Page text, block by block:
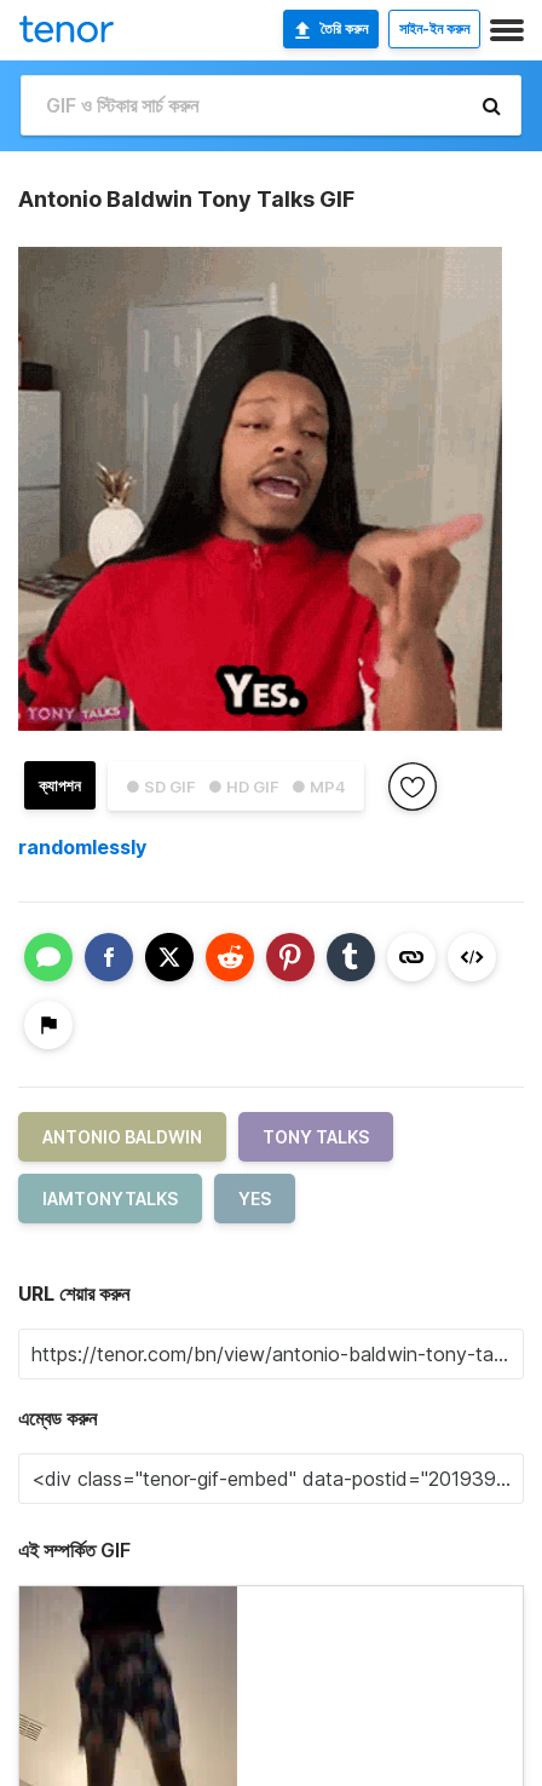
তৈরি করুন সাইন-ইন করুন
Antonio Baldwin Tony Talks GIF
● SD GIF ● HD GIF ● MP4
ক্যাপশন
randomlessly
ANTONIO BALDWIN TONY TALKS
IAMTONYTALKS YES
URL শেয়ার করুন
এম্বেড করুন
এই সম্পর্কিত GIF